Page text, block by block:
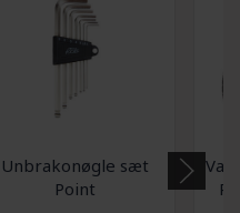
Unbrakonøgle sæt
Point